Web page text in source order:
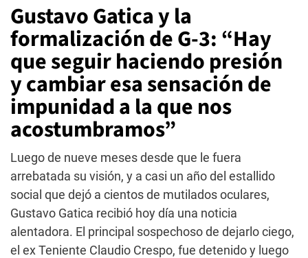
Gustavo Gatica y la
formalización de G-3: “Hay
que seguir haciendo presión
y cambiar esa sensación de
impunidad a la que nos
acostumbramos”
Luego de nueve meses desde que le fuera
arrebatada su visión, y a casi un año del estallido
social que dejó a cientos de mutilados oculares,
Gustavo Gatica recibió hoy día una noticia
alentadora. El principal sospechoso de dejarlo ciego,
el ex Teniente Claudio Crespo, fue detenido y luego